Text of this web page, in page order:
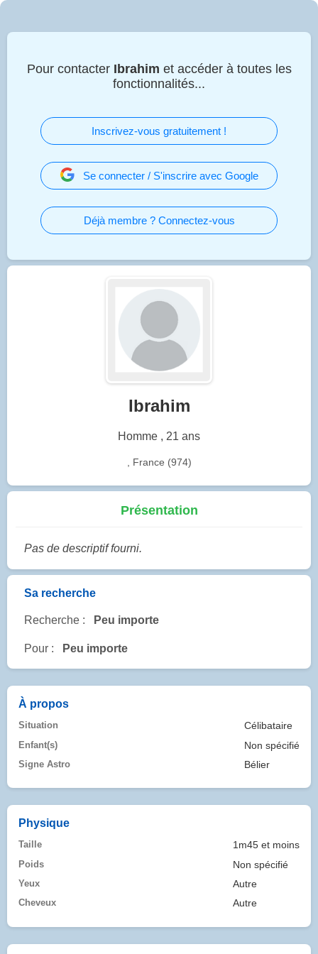
Pour contacter Ibrahim et accéder à toutes les
fonctionnalités...
Inscrivez-vous gratuitement !
Se connecter / S'inscrire avec Google
Déjà membre ? Connectez-vous
Ibrahim
Homme , 21 ans
, France (974)
Présentation
Pas de descriptif fourni.
Sa recherche
Recherche : Peu importe
Pour : Peu importe
À propos
Situation Célibataire
Enfant(s) Non spécifié
Signe Astro Bélier
Physique
Taille 1m45 et moins
Poids Non spécifié
Yeux Autre
Cheveux Autre